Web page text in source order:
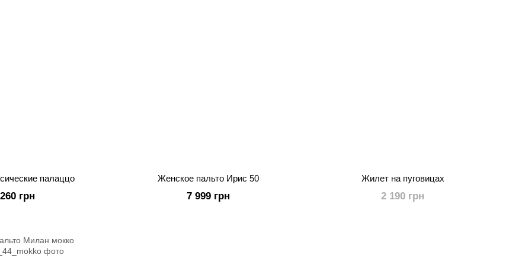
палаццо
грн
Женское пальто Ирис 50
7 999 грн
Жилет на пуговицах
2 190 грн